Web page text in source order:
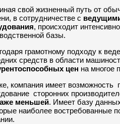
свой жизненный путь от
в сотрудничестве с
, происходит
базы.
грамотному подходу к
средств в области
цен на многое
компания имеет возможность
сторонних
меньшей. Имеет базу
наиболее востребованные